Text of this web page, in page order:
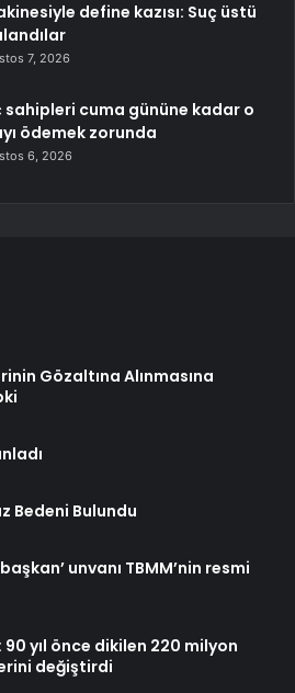
define kazısı: Suç üstü
7, 2026
sahipleri cuma gününe kadar o
ödemek zorunda
6, 2026
Gözaltına Alınmasına
Bedeni Bulundu
unvanı TBMM’nin resmi
yıl önce dikilen 220 milyon
değiştirdi